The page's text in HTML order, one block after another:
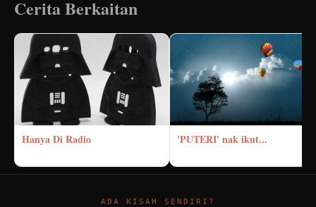
Cerita Berkaitan
Hanya Di Radio 'PUTERI' nak ikut...
ADA KISAH SENDIRI?